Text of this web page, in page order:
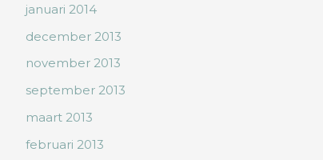
januari 2014
december 2013
november 2013
september 2013
maart 2013
februari 2013